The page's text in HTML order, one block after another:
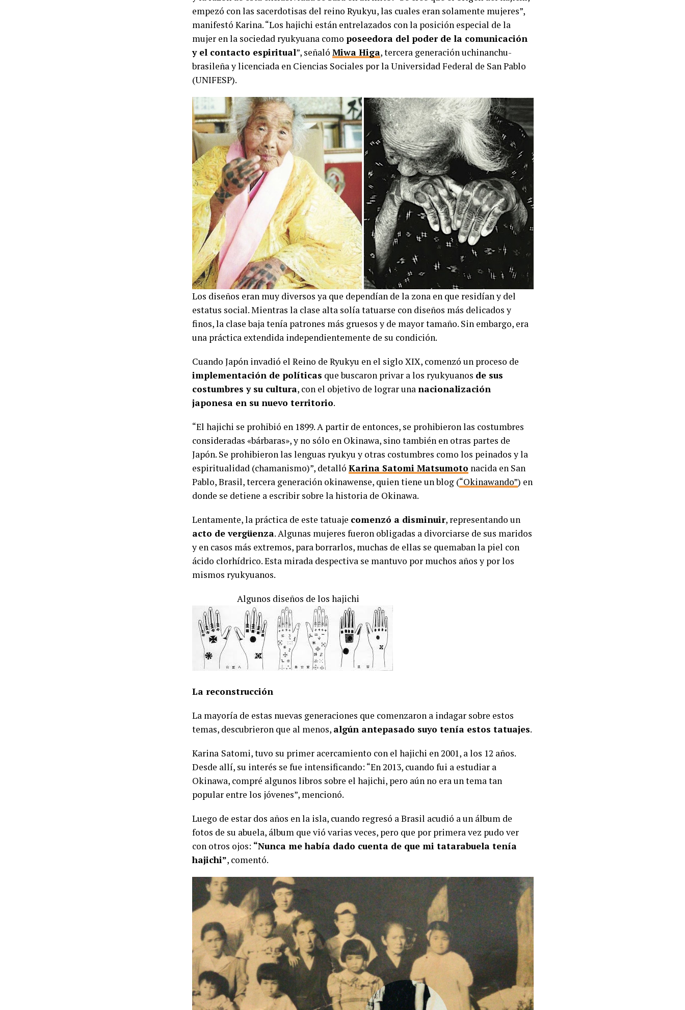
empezó con las sacerdotisas del reino Ryukyu, las cuales eran solamente mujeres”,
manifestó Karina. “Los hajichi están entrelazados con la posición especial de la
mujer en la sociedad ryukyuana como poseedora del poder de la comunicación
y el contacto espiritual”, señaló Miwa Higa, tercera generación uchinanchu-
brasileña y licenciada en Ciencias Sociales por la Universidad Federal de San Pablo
(UNIFESP).
Los diseños eran muy diversos ya que dependían de la zona en que residían y del
estatus social. Mientras la clase alta solía tatuarse con diseños más delicados y
finos, la clase baja tenía patrones más gruesos y de mayor tamaño. Sin embargo, era
una práctica extendida independientemente de su condición.
Cuando Japón invadió el Reino de Ryukyu en el siglo XIX, comenzó un proceso de
implementación de políticas que buscaron privar a los ryukyuanos de sus
costumbres y su cultura, con el objetivo de lograr unanacionalización
japonesa en su nuevo territorio.
“El hajichi se prohibió en 1899. A partir de entonces, se prohibieron las costumbres
consideradas «bárbaras», y no sólo en Okinawa, sino también en otras partes de
Japón. Se prohibieron las lenguas ryukyu y otras costumbres como los peinados y la
espiritualidad (chamanismo)”, detalló Karina Satomi Matsumoto nacida en San
Pablo, Brasil, tercera generación okinawense, quien tiene un blog (“Okinawando”) en
donde se detiene a escribir sobre la historia de Okinawa.
Lentamente, la práctica de este tatuaje comenzó a disminuir, representando un
acto de vergüenza. Algunas mujeres fueron obligadas a divorciarse de sus maridos
y en casos más extremos, para borrarlos, muchas de ellas se quemaban la piel con
ácido clorhídrico. Esta mirada despectiva se mantuvo por muchos años y por los
mismos ryukyuanos.
Algunos diseños de los hajichi
La reconstrucción
La mayoría de estas nuevas generaciones que comenzaron a indagar sobre estos
temas, descubrieron que al menos, algún antepasado suyo tenía estos tatuajes.
Karina Satomi, tuvo su primer acercamiento con el hajichi en 2001, a los 12 años.
Desde allí, su interés se fue intensificando: “En 2013, cuando fui a estudiar a
Okinawa, compré algunos libros sobre el hajichi, pero aún no era un tema tan
popular entre los jóvenes”, mencionó.
Luego de estar dos años en la isla, cuando regresó a Brasil acudió a un álbum de
fotos de su abuela, álbum que vió varias veces, pero que por primera vez pudo ver
con otros ojos: “Nunca me había dado cuenta de que mi tatarabuela tenía
hajichi”, comentó.